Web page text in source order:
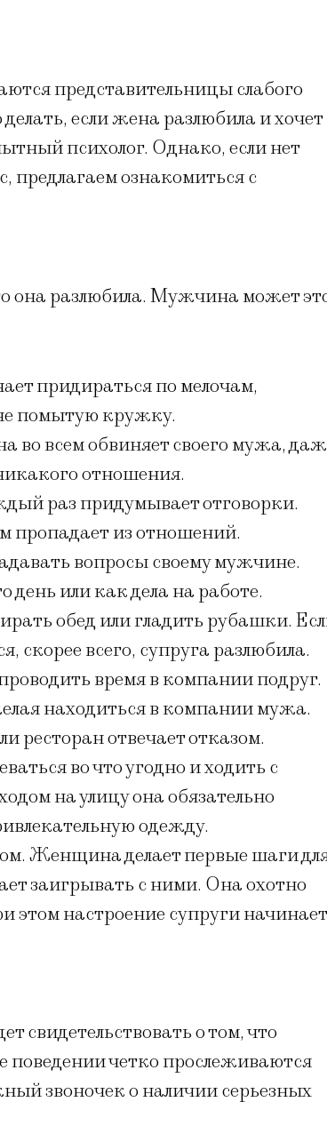
представительницы слабого
если жена разлюбила и хочет
психолог. Однако, если нет
предлагаем ознакомиться с
она разлюбила. Мужчина может
придираться по мелочам,
помытую кружку.
всем обвиняет своего мужа,
отношения.
раз придумывает отговорки.
пропадает из отношений.
вопросы своему мужчине.
день или как дела на работе.
обед или гладить рубашки.
скорее всего, супруга разлюбила.
время в компании подруг.
находиться в компании мужа.
ресторан отвечает отказом.
во что угодно и ходить с
на улицу она обязательно
одежду.
Женщина делает первые шаги
заигрывать с ними. Она охотно
этом настроение супруги начинает
свидетельствовать о том, что
поведении четко прослеживаются
звоночек о наличии серьезных